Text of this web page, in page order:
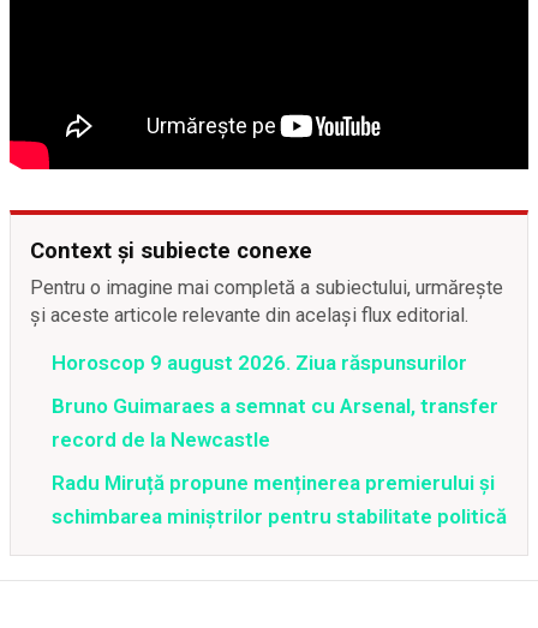
Context și subiecte conexe
Pentru o imagine mai completă a subiectului, urmărește
și aceste articole relevante din același flux editorial.
Horoscop 9 august 2026. Ziua răspunsurilor
Bruno Guimaraes a semnat cu Arsenal, transfer
record de la Newcastle
Radu Miruță propune menținerea premierului și
schimbarea miniștrilor pentru stabilitate politică